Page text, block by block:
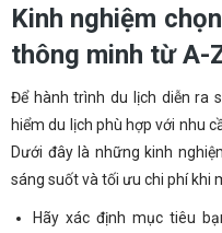
Kinh nghiệm
thông minh từ A-
Để hành trình du lịch diễn ra
hiểm du lịch phù hợp với nhu
Dưới đây là những kinh
sáng suốt và tối ưu chi phí khi
Hãy xác định mục tiêu